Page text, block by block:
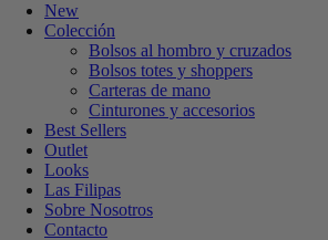
New
Colección
Bolsos al hombro y cruzados
Bolsos totes y shoppers
Carteras de mano
Cinturones y accesorios
Best Sellers
Outlet
Looks
Las Filipas
Sobre Nosotros
Contacto